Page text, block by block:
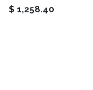
$ 1,258.40